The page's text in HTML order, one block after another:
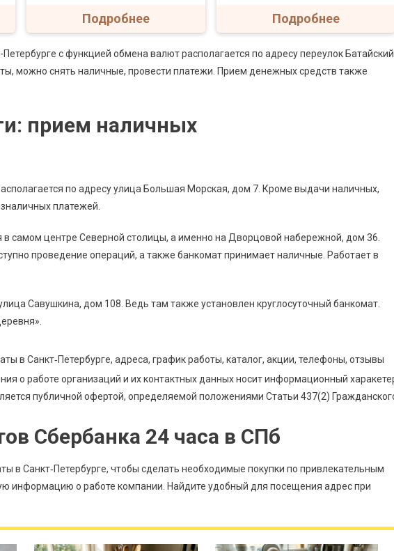
Подробнее Подробнее
с функцией обмена валют располагается по адресу переулок
можно снять наличные, провести платежи. Прием денежных средств также
прием наличных
по адресу улица Большая Морская, дом 7. Кроме выдачи наличных,
платежей.
самом центре Северной столицы, а именно на Дворцовой набережной, дом 36.
проведение операций, а также банкомат принимает наличные. Работает в
Савушкина, дом 108. Ведь там также установлен круглосуточный банкомат.
в Санкт‑Петербурге, адреса, график работы, каталог, акции, телефоны, отзывы
о работе организаций и их контактных данных носит информационный
публичной офертой, определяемой положениями Статьи 437(2)
Сбербанка 24 часа в СПб
в Санкт‑Петербурге, чтобы сделать необходимые покупки по привлекательным
информацию о работе компании. Найдите удобный для посещения адрес при